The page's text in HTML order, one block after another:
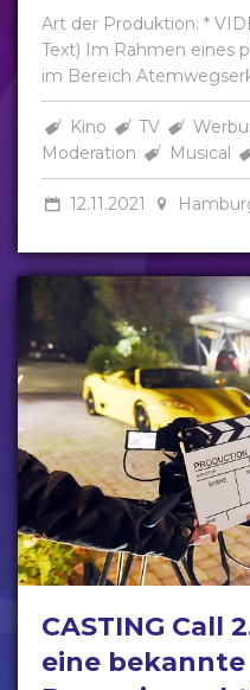
Art der Produktion: *
Text) Im Rahmen eines
im Bereich
Kino TV
Moderation
Musical
12.11.2021
CASTING Call
eine bekannte